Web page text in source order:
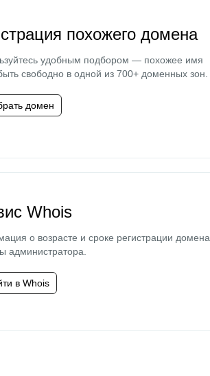
похожего домена
удобным подбором — похожее имя
свободно в одной из 700+ доменных зон.
домен
Whois
о возрасте и сроке регистрации домена,
администратора.
в Whois